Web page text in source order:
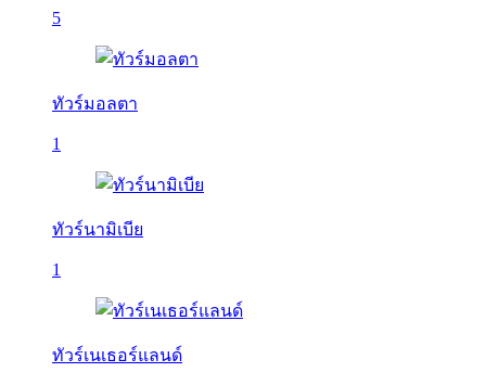
5
ทัวร์มอลตา
1
ทัวร์นามิเบีย
1
ทัวร์เนเธอร์แลนด์